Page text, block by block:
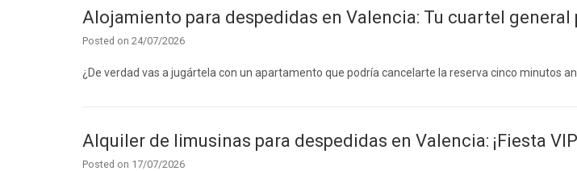
Alojamiento para despedidas en Valencia: Tu cuartel
Posted on 24/07/2026
¿De verdad vas a jugártela con un apartamento que podría cancelarte la reserva cinco minutos
Alquiler de limusinas para despedidas en Valencia: ¡Fiesta
Posted on 17/07/2026